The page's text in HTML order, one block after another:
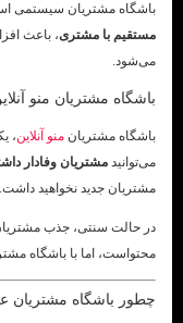
باشگاه مشتریان سیستمی
مستقیم با مشتری، باعث
می‌شود.
باشگاه مشتریان منو
باشگاه مشتریان منو آنلاین،
می‌توانید مشتریان وفادار
مشتریان جدید نخواهید داشت.
در حالت سنتی، جذب مشتریان
محتواست، اما با باشگاه
چطور باشگاه مشتریان